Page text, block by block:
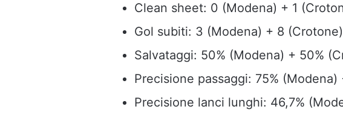
Clean sheet: 0 (Modena) + 1
Gol subiti: 3 (Modena) + 8 (Crotone)
Salvataggi: 50% (Modena) + 50%
Precisione passaggi: 75%
Precisione lanci lunghi: 46,7%